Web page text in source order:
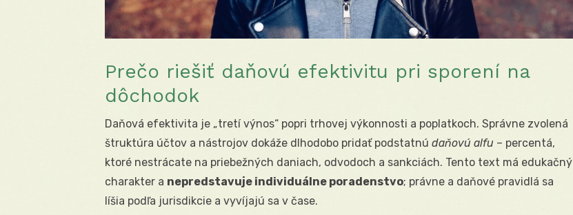
Prečo riešiť daňovú efektivitu pri sporení na
dôchodok
Daňová efektivita je „tretí výnos“ popri trhovej výkonnosti a poplatkoch. Správne zvolená
štruktúra účtov a nástrojov dokáže dlhodobo pridať podstatnú daňovú alfu – percentá,
ktoré nestrácate na priebežných daniach, odvodoch a sankciách. Tento text má edukačný
charakter a nepredstavuje individuálne poradenstvo; právne a daňové pravidlá sa
líšia podľa jurisdikcie a vyvíjajú sa v čase.